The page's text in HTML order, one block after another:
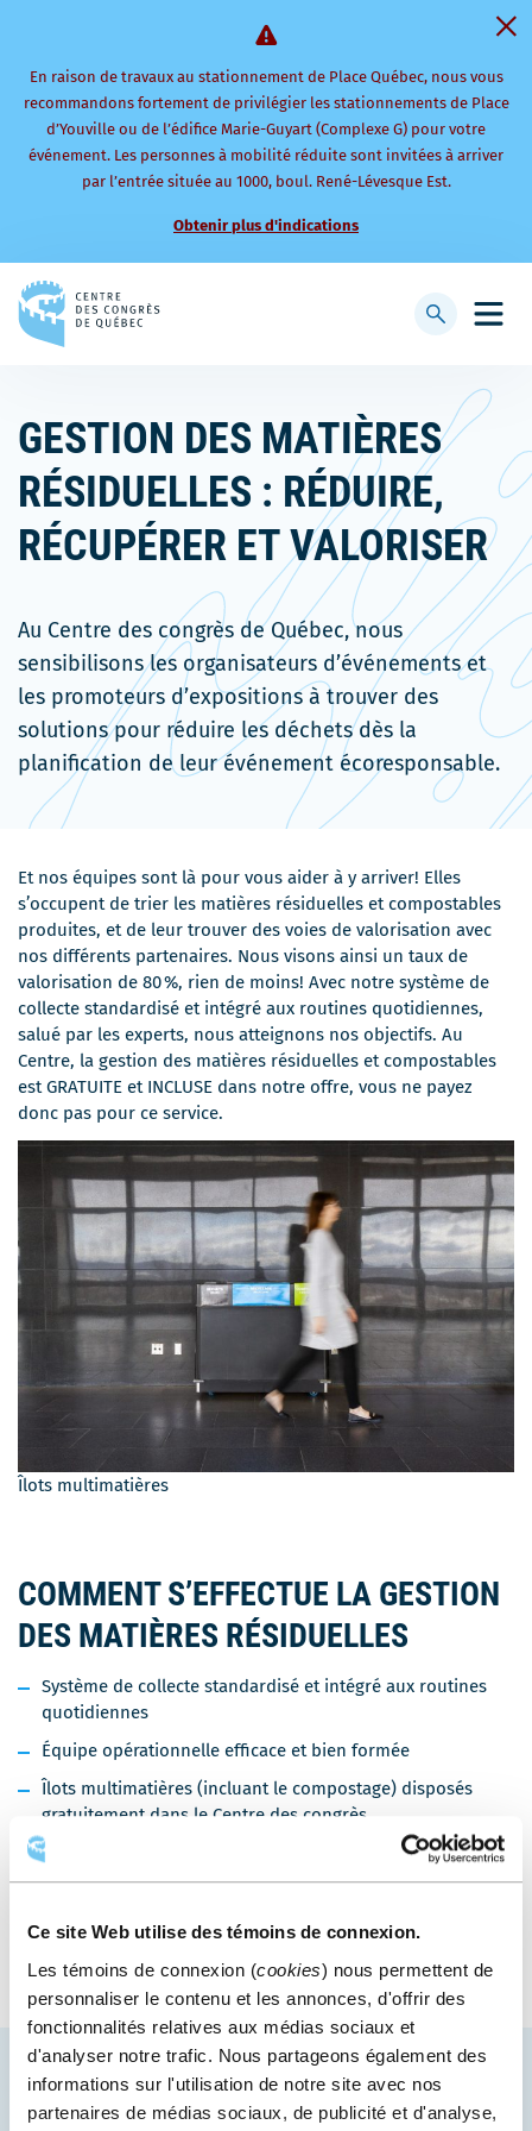
Ce site Web utilise des témoins de connexion.
Les témoins de connexion (cookies) nous permettent de
personnaliser le contenu et les annonces, d'offrir des
fonctionnalités relatives aux médias sociaux et
d'analyser notre trafic. Nous partageons également des
informations sur l'utilisation de notre site avec nos
partenaires de médias sociaux, de publicité et d'analyse,
En raison de travaux au stationnement de Place Québec, nous vous
recommandons fortement de privilégier les stationnements de Place
d’Youville ou de l’édifice Marie-Guyart (Complexe G) pour votre
événement. Les personnes à mobilité réduite sont invitées à arriver
par l’entrée située au 1000, boul. René-Lévesque Est.
Obtenir plus d'indications
à
Afficher
recherche
GESTION DES MATIÈRES
RÉSIDUELLES : RÉDUIRE,
RÉCUPÉRER ET VALORISER
Au Centre des congrès de Québec, nous
sensibilisons les organisateurs d’événements et
les promoteurs d’expositions à trouver des
solutions pour réduire les déchets dès la
planification de leur événement écoresponsable.
Et nos équipes sont là pour vous aider à y arriver! Elles
s’occupent de trier les matières résiduelles et compostables
produites, et de leur trouver des voies de valorisation avec
nos différents partenaires. Nous visons ainsi un taux de
valorisation de 80 %, rien de moins! Avec notre système de
collecte standardisé et intégré aux routines quotidiennes,
salué par les experts, nous atteignons nos objectifs. Au
Centre, la gestion des matières résiduelles et compostables
est GRATUITE et INCLUSE dans notre offre, vous ne payez
donc pas pour ce service.
Îlots multimatières
COMMENT S’EFFECTUE LA GESTION
DES MATIÈRES RÉSIDUELLES
Système de collecte standardisé et intégré aux routines
quotidiennes
Équipe opérationnelle efficace et bien formée
Îlots multimatières (incluant le compostage) disposés
gratuitement dans le Centre des congrès
Tri des matières compostables et recyclables en cuisine
Pesée des matières
de Québec
APPRENEZ-EN PLUS